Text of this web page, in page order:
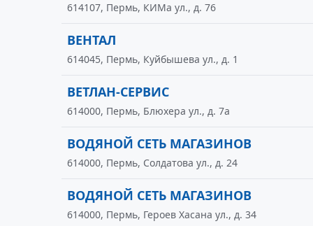
614107, Пермь, КИМа ул., д. 76
ВЕНТАЛ
614045, Пермь, Куйбышева ул., д. 1
ВЕТЛАН-СЕРВИС
614000, Пермь, Блюхера ул., д. 7а
ВОДЯНОЙ СЕТЬ МАГАЗИНОВ
614000, Пермь, Солдатова ул., д. 24
ВОДЯНОЙ СЕТЬ МАГАЗИНОВ
614000, Пермь, Героев Хасана ул., д. 34